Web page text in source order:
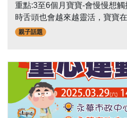
重點:3至6個月寶寶-會慢慢想
時舌頭也會越來越靈活，寶寶
不但會自己玩聲音，也會模仿
的，接下來才願意繼續模仿大
發展。6至12個月寶寶-移動能
走，能力會漸漸顯現。這時期
湯匙，看到食物在前方，會想
來越進步，帶動下巴、收合能
親子話題